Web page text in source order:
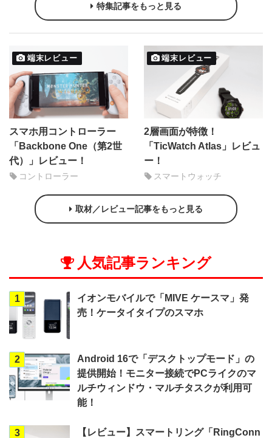
特集記事をもっと見る
端末レビュー
スマホ用コントローラー
「Backbone One（第2世
代）」レビュー！
コントローラー
端末レビュー
2層画面が特徴！
「TicWatch Atlas」レビュ
ー！
スマートウォッチ
取材／レビュー記事をもっと見る
人気記事ランキング
1
イオンモバイルで「MIVE ケースマ」発
売！ケータイタイプのスマホ
2
Android 16で「デスクトップモード」の
提供開始！モニター接続でPCライクのマ
ルチウィンドウ・マルチタスクが利用可
能！
3
【レビュー】スマートリング「RingConn